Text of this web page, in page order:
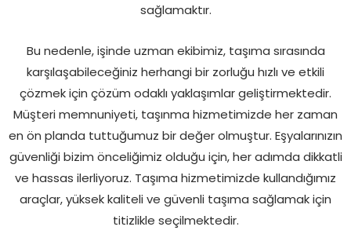
sağlamaktır.
Bu nedenle, işinde uzman ekibimiz, taşıma sırasında
karşılaşabileceğiniz herhangi bir zorluğu hızlı ve etkili
çözmek için çözüm odaklı yaklaşımlar geliştirmektedir.
Müşteri memnuniyeti, taşınma hizmetimizde her zaman
en ön planda tuttuğumuz bir değer olmuştur. Eşyalarınızın
güvenliği bizim önceliğimiz olduğu için, her adımda dikkatli
ve hassas ilerliyoruz. Taşıma hizmetimizde kullandığımız
araçlar, yüksek kaliteli ve güvenli taşıma sağlamak için
titizlikle seçilmektedir.